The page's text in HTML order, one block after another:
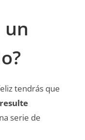
un
tendrás que
serie de